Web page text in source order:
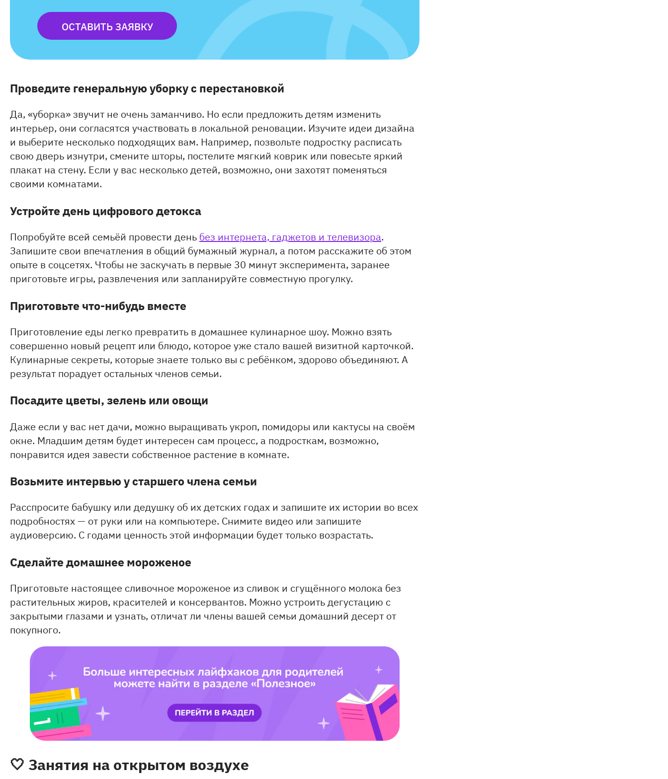
ОСТАВИТЬ ЗАЯВКУ
Проведите генеральную уборку с перестановкой
Да, «уборка» звучит не очень заманчиво. Но если предложить детям изменить
интерьер, они согласятся участвовать в локальной реновации. Изучите идеи дизайна
и выберите несколько подходящих вам. Например, позвольте подростку расписать
свою дверь изнутри, смените шторы, постелите мягкий коврик или повесьте яркий
плакат на стену. Если у вас несколько детей, возможно, они захотят поменяться
своими комнатами.
Устройте день цифрового детокса
Попробуйте всей семьёй провести день без интернета, гаджетов и телевизора.
Запишите свои впечатления в общий бумажный журнал, а потом расскажите об этом
опыте в соцсетях. Чтобы не заскучать в первые 30 минут эксперимента, заранее
приготовьте игры, развлечения или запланируйте совместную прогулку.
Приготовьте что-нибудь вместе
Приготовление еды легко превратить в домашнее кулинарное шоу. Можно взять
совершенно новый рецепт или блюдо, которое уже стало вашей визитной карточкой.
Кулинарные секреты, которые знаете только вы с ребёнком, здорово объединяют. А
результат порадует остальных членов семьи.
Посадите цветы, зелень или овощи
Даже если у вас нет дачи, можно выращивать укроп, помидоры или кактусы на своём
окне. Младшим детям будет интересен сам процесс, а подросткам, возможно,
понравится идея завести собственное растение в комнате.
Возьмите интервью у старшего члена семьи
Расспросите бабушку или дедушку об их детских годах и запишите их истории во всех
подробностях — от руки или на компьютере. Снимите видео или запишите
аудиоверсию. С годами ценность этой информации будет только возрастать.
Сделайте домашнее мороженое
Приготовьте настоящее сливочное мороженое из сливок и сгущённого молока без
растительных жиров, красителей и консервантов. Можно устроить дегустацию с
закрытыми глазами и узнать, отличат ли члены вашей семьи домашний десерт от
покупного.
🤍 Занятия на открытом воздухе